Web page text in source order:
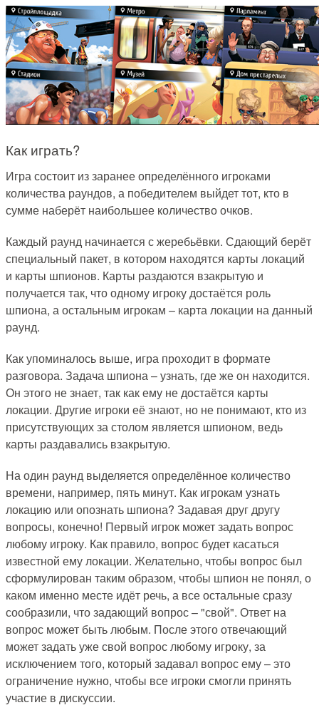
Как играть?
Игра состоит из заранее определённого игроками
количества раундов, а победителем выйдет тот, кто в
сумме наберёт наибольшее количество очков.
Каждый раунд начинается с жеребьёвки. Сдающий берёт
специальный пакет, в котором находятся карты локаций
и карты шпионов. Карты раздаются взакрытую и
получается так, что одному игроку достаётся роль
шпиона, а остальным игрокам – карта локации на данный
раунд.
Как упоминалось выше, игра проходит в формате
разговора. Задача шпиона – узнать, где же он находится.
Он этого не знает, так как ему не достаётся карты
локации. Другие игроки её знают, но не понимают, кто из
присутствующих за столом является шпионом, ведь
карты раздавались взакрытую.
На один раунд выделяется определённое количество
времени, например, пять минут. Как игрокам узнать
локацию или опознать шпиона? Задавая друг другу
вопросы, конечно! Первый игрок может задать вопрос
любому игроку. Как правило, вопрос будет касаться
известной ему локации. Желательно, чтобы вопрос был
сформулирован таким образом, чтобы шпион не понял, о
каком именно месте идёт речь, а все остальные сразу
сообразили, что задающий вопрос – "свой". Ответ на
вопрос может быть любым. После этого отвечающий
может задать уже свой вопрос любому игроку, за
исключением того, который задавал вопрос ему – это
ограничение нужно, чтобы все игроки смогли принять
участие в дискуссии.